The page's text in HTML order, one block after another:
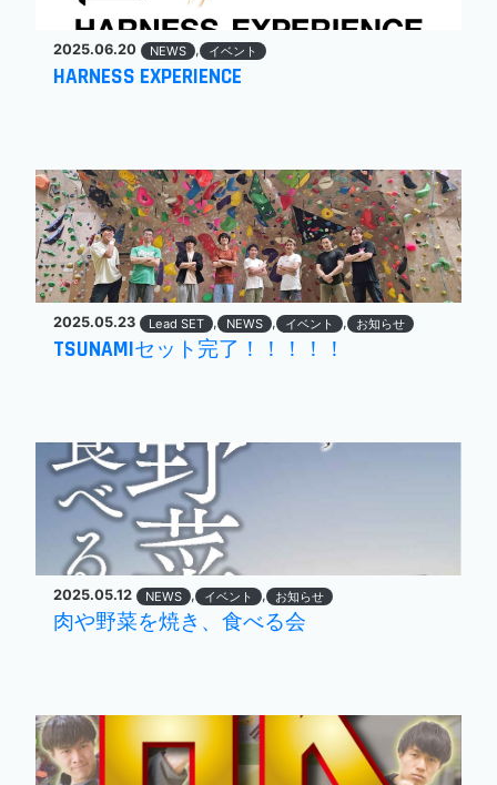
2025.06.20 NEWS , イベント
HARNESS EXPERIENCE
2025.05.23 Lead SET , NEWS , イベント , お知らせ
TSUNAMIセット完了！！！！！
2025.05.12 NEWS , イベント , お知らせ
肉や野菜を焼き、食べる会